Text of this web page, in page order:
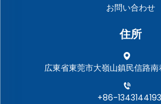
お問い合わせ
住所
広東省東莞市大嶺山鎮民信路
+86-